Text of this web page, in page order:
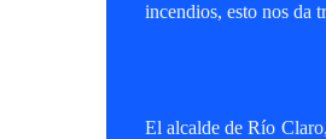
incendios, esto nos da
El alcalde de Río